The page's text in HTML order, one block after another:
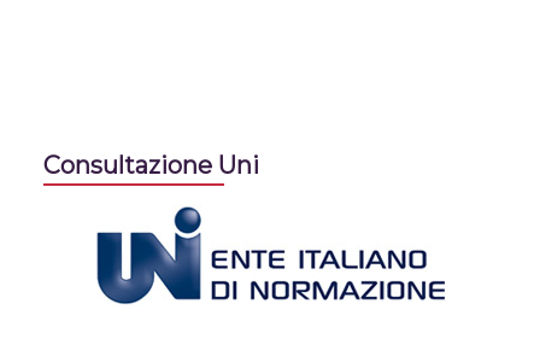
Consultazione Uni